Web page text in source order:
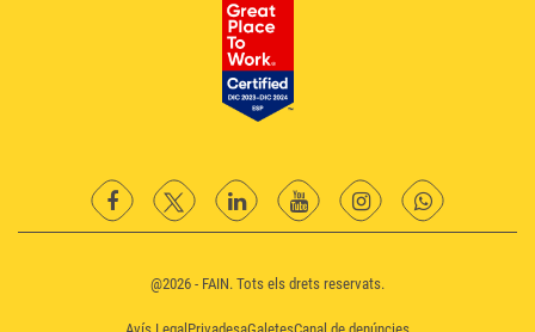
facebooktwitter LinkedinYouTubeinstagramWhatsapp
@2026 - FAIN. Tots els drets reservats.